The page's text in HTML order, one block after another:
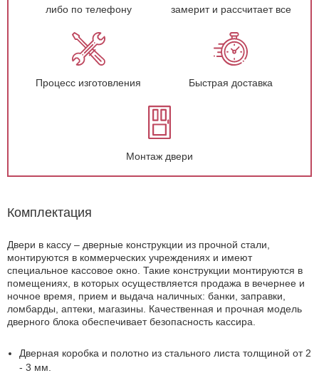
либо по телефону
замерит и рассчитает все
Процесс изготовления Быстрая доставка
Монтаж двери
Комплектация
Двери в кассу – дверные конструкции из прочной стали,
монтируются в коммерческих учреждениях и имеют
специальное кассовое окно. Такие конструкции монтируются в
помещениях, в которых осуществляется продажа в вечернее и
ночное время, прием и выдача наличных: банки, заправки,
ломбарды, аптеки, магазины. Качественная и прочная модель
дверного блока обеспечивает безопасность кассира.
Дверная коробка и полотно из стального листа толщиной от 2
- 3 мм.